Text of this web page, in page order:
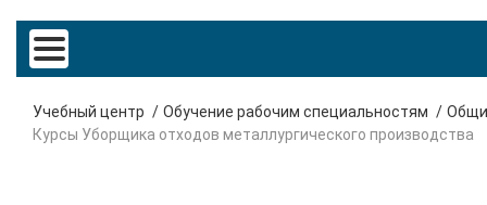
Учебный центр Обучение рабочим специальностям
Курсы Уборщика отходов металлургического производства